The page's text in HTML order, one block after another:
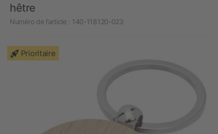
hêtre
Numéro de l’article : 140-118120-023
Prioritaire